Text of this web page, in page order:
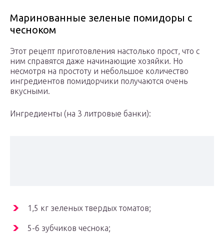
Маринованные зеленые помидоры с
чесноком
Этот рецепт приготовления настолько прост, что с
ним справятся даже начинающие хозяйки. Но
несмотря на простоту и небольшое количество
ингредиентов помидорчики получаются очень
вкусными.
Ингредиенты (на 3 литровые банки):
1,5 кг зеленых твердых томатов;
5-6 зубчиков чеснока;